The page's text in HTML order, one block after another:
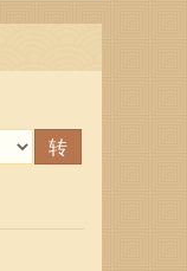
转